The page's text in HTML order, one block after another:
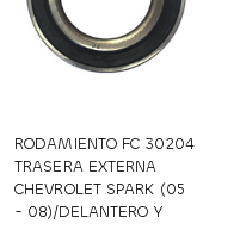
RODAMIENTO FC 30204
TRASERA EXTERNA
CHEVROLET SPARK (05
- 08)/DELANTERO Y